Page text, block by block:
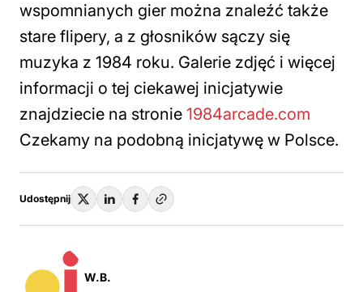
wspomnianych gier można znaleźć także
stare flipery, a z głosników sączy się
muzyka z 1984 roku. Galerie zdjęć i więcej
informacji o tej ciekawej inicjatywie
znajdziecie na stronie 1984arcade.com
Czekamy na podobną inicjatywę w Polsce.
Udostępnij
W.B.